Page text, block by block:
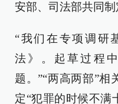
安部、司法部共同制
“我们在专项调研
法》。起草过程
题。”“两高两部”相
定“犯罪的时候不满